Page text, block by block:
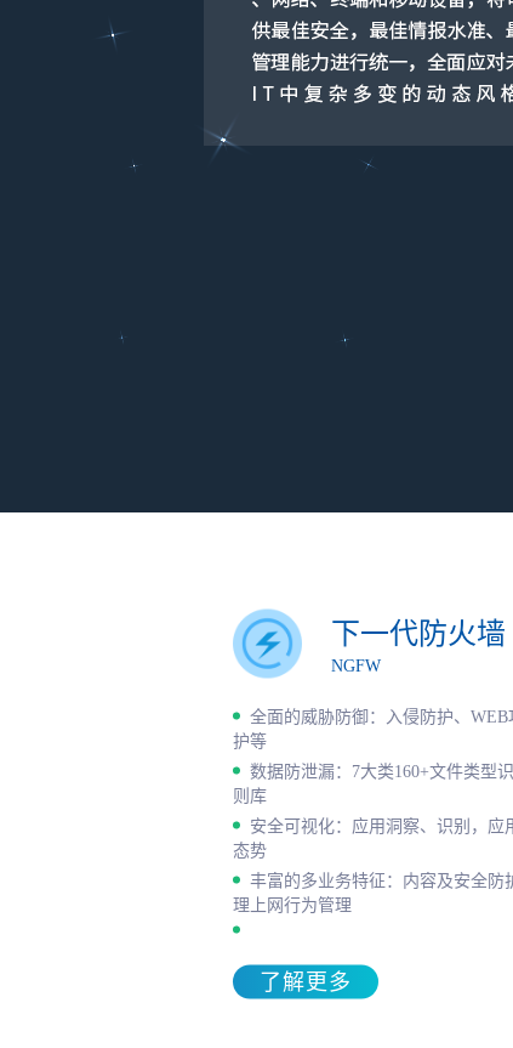
下一代防火墙
NGFW
全面的威胁防御：入侵防护、
护等
数据防泄漏：7大类160+文件类型
则库
安全可视化：应用洞察、识别，
态势
丰富的多业务特征：内容及安全防
理上网行为管理
了解更多